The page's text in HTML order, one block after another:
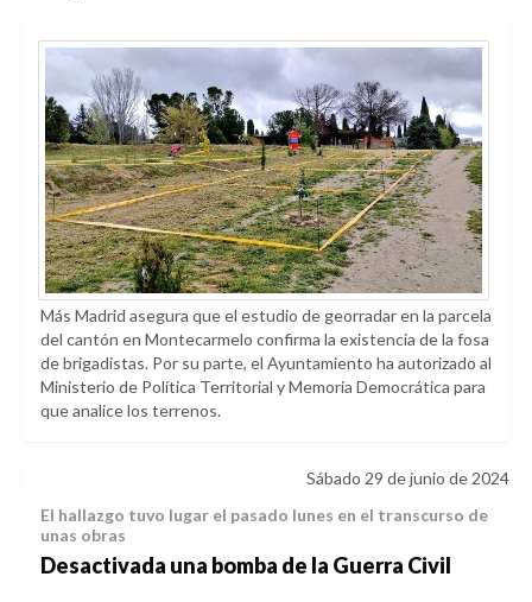
Más Madrid asegura que el estudio de georradar en la parcela
del cantón en Montecarmelo confirma la existencia de la fosa
de brigadistas. Por su parte, el Ayuntamiento ha autorizado al
Ministerio de Política Territorial y Memoria Democrática para
que analice los terrenos.
Sábado 29 de junio de 2024
El hallazgo tuvo lugar el pasado lunes en el transcurso de
unas obras
Desactivada una bomba de la Guerra Civil